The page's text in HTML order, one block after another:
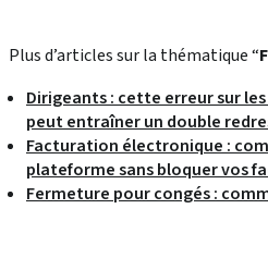
Plus d’articles sur la thématique “
Dirigeants : cette erreur sur
peut entraîner un double
Facturation électronique :
plateforme sans bloquer vos
Fermeture pour congés :